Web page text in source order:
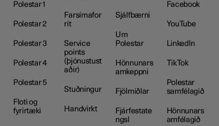
Polestar 1
Polestar 2
Polestar 3
Polestar 4
Polestar 5
Floti og
fyrirtæki
Farsímafor
rit
Service
points
(þjónustust
aðir)
Stuðningur
Handvirkt
Sjálfbærni
Um
Polestar
Hönnunars
amkeppni
Fjölmiðlar
Fjárfestate
ngsl
Facebook
YouTube
LinkedIn
TikTok
Polestar
samfélagið
Hönnunars
amfélagið